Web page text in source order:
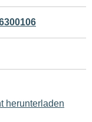
herunterladen